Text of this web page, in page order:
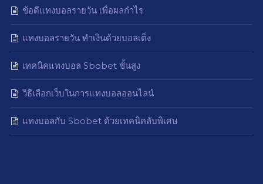
ข้อดีแทงบอลรายวัน เพื่อผลกำไร
แทงบอลรายวัน ทำเงินด้วยบอลเต็ง
เทคนิคแทงบอล Sbobet ขั้นสูง
วิธีเลือกเว็บในการแทงบอลออนไลน์
แทงบอลกับ Sbobet ด้วยเทคนิคลับพิเศษ